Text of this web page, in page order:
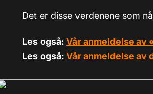
Det er disse verdenene som
Les også: Vår anmeldelse av
Les også: Vår anmeldelse av